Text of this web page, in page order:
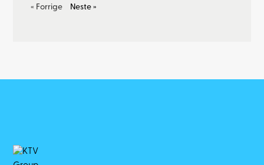
« Forrige Neste »